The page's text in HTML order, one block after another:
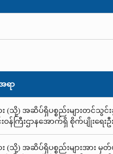
ရာ
(သို့) အဆိပ်ရှိပစ္စည်းများတင်သွင်
ဝန်ကြီးဌာနအောက်ရှိ စိုက်ပျိုးရေး
သို့) အဆိပ်ရှိပစ္စည်းများအား မှတ်ပုံ